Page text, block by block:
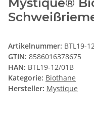
Artikelnummer: BTL19-
GTIN: 8586016378675
HAN: BTL19-12/01B
Kategorie: Biothane
Hersteller: Mystique